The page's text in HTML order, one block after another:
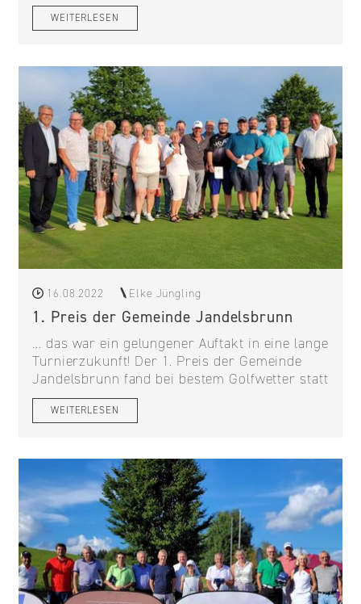
WEITERLESEN
16.08.2022 Elke Jüngling
1. Preis der Gemeinde Jandelsbrunn
... das war ein gelungener Auftakt in eine lange
Turnierzukunft! Der 1. Preis der Gemeinde
Jandelsbrunn fand bei bestem Golfwetter statt
WEITERLESEN